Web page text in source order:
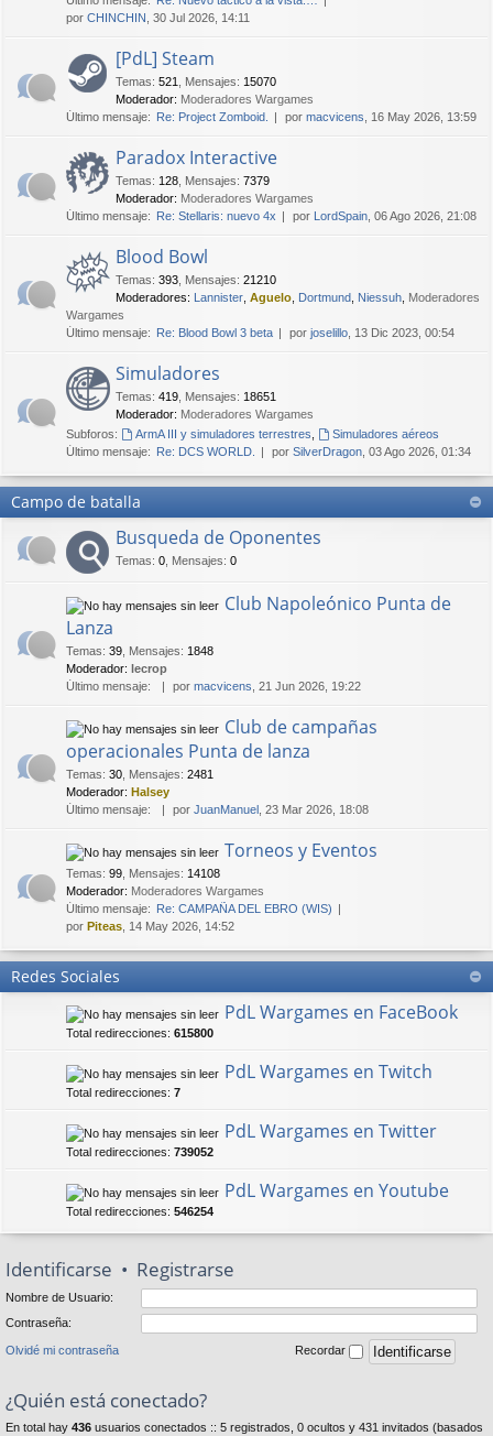
por CHINCHIN , 30 Jul 2026, 14:11
[PdL] Steam
Temas: 521 Mensajes: 15070
Moderador: Moderadores Wargames
Último mensaje: Re: Project Zomboid. por macvicens , 16 May 2026, 13:59
Paradox Interactive
Temas: 128 Mensajes: 7379
Moderador: Moderadores Wargames
Último mensaje: Re: Stellaris: nuevo 4x por LordSpain , 06 Ago 2026, 21:08
Blood Bowl
Temas: 393 Mensajes: 21210
Moderadores: Lannister Aguelo Dortmund Niessuh Moderadores
Wargames
Último mensaje: Re: Blood Bowl 3 beta por joselillo , 13 Dic 2023, 00:54
Simuladores
Temas: 419 Mensajes: 18651
Moderador: Moderadores Wargames
Subforos:
ArmA III y simuladores terrestres
Simuladores aéreos
Último mensaje: Re: DCS WORLD. por SilverDragon , 03 Ago 2026, 01:34
Campo de batalla
Busqueda de Oponentes
Temas: 0 Mensajes: 0
Club Napoleónico Punta de
Lanza
Temas: 39 Mensajes: 1848
Moderador: lecrop
Último mensaje:
por macvicens , 21 Jun 2026, 19:22
Club de campañas
operacionales Punta de lanza
Temas: 30 Mensajes: 2481
Moderador: Halsey
Último mensaje:
por JuanManuel , 23 Mar 2026, 18:08
Torneos y Eventos
Temas: 99 Mensajes: 14108
Moderador: Moderadores Wargames
Último mensaje: Re: CAMPAÑA DEL EBRO (WIS)
por Piteas , 14 May 2026, 14:52
Redes Sociales
PdL Wargames en FaceBook
Total redirecciones: 615800
PdL Wargames en Twitch
Total redirecciones: 7
PdL Wargames en Twitter
Total redirecciones: 739052
PdL Wargames en Youtube
Total redirecciones: 546254
Identificarse • Registrarse
Nombre de Usuario:
Contraseña:
Olvidé mi contraseña Recordar
¿Quién está conectado?
En total hay 436 usuarios conectados :: 5 registrados, 0 ocultos y 431 invitados (basados